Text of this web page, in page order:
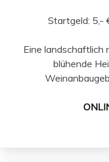
Startgeld: 5,-
Eine landschaftlich
blühende